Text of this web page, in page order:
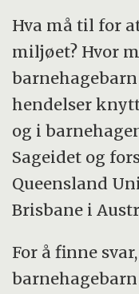
Hva må til for
miljøet? Hvor
hendelser
og i
Sageidet og
Queensland
Brisbane i
For å finne